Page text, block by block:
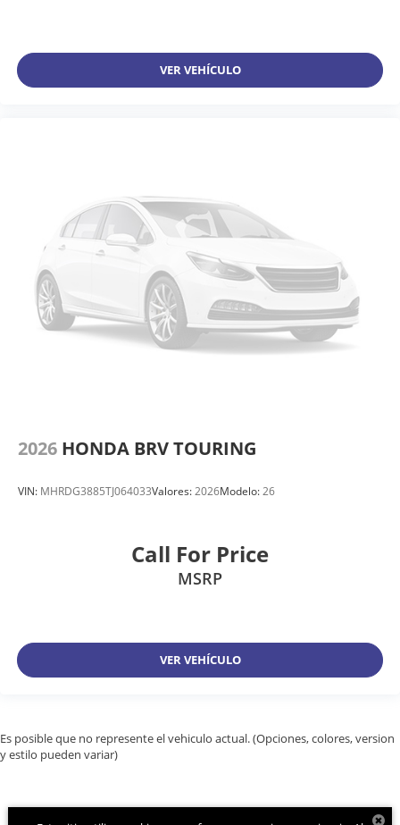
VER VEHÍCULO
2026 HONDA BRV TOURING
VIN: MHRDG3885TJ064033Valores:2026Modelo:26
Call For Price
MSRP
VER VEHÍCULO
Es posible que no represente el vehiculo actual. (Opciones, colores, version
y estilo pueden variar)